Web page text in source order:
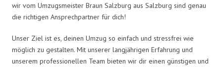
wir vom Umzugsmeister Braun Salzburg aus Salzburg sind genau
die richtigen Ansprechpartner für dich!
Unser Ziel ist es, deinen Umzug so einfach und stressfrei wie
möglich zu gestalten. Mit unserer langjährigen Erfahrung und
unserem professionellen Team bieten wir dir einen günstigen und